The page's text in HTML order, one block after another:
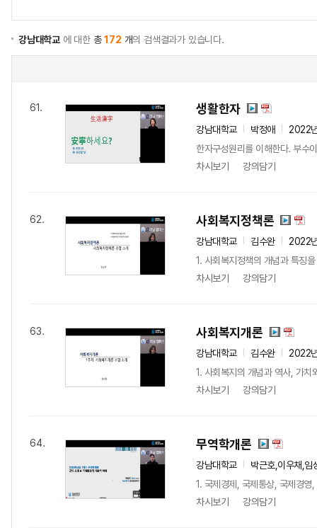
강남대학교 에 대한 총172 개의 검색결과가 있습니다.
61. 생활한자
강남대학교 박정애
2022
한자구성원리를 이해한다. 부수
차시보기
강의담기
62. 사회복지정책론
강남대학교 김수완
2022
1. 사회복지정책의 개념과 특징
차시보기
강의담기
63. 사회복지개론
강남대학교 김수완
2022
1. 사회복지의 개념과 역사, 가
차시보기
강의담기
64. 무역학개론
강남대학교
박근호,이우채,임
1. 국제경제, 국제통상, 국제경
차시보기
강의담기